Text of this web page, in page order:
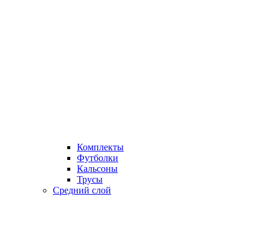
Комплекты
Футболки
Кальсоны
Трусы
Средний слой